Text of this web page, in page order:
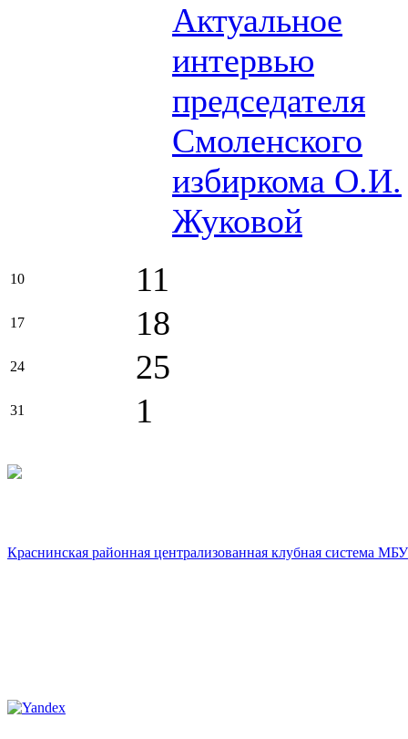
Актуальное
интервью
председателя
Смоленского
избиркома О.И.
Жуковой
10 11
17 18
24 25
31 1
Краснинская районная централизованная клубная система